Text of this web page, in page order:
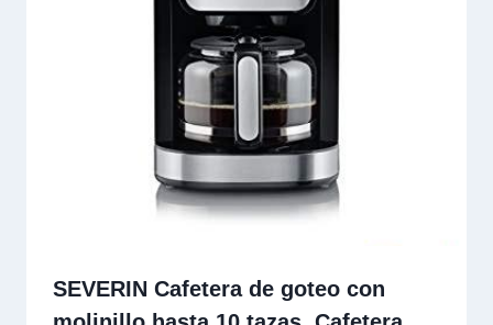
SEVERIN Cafetera de goteo con